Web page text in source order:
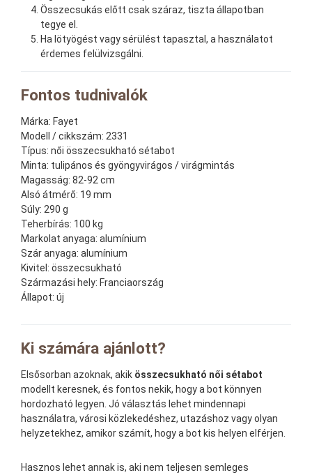
Összecsukás előtt csak száraz, tiszta állapotban
tegye el.
Ha lötyögést vagy sérülést tapasztal, a használatot
érdemes felülvizsgálni.
Fontos tudnivalók
Márka: Fayet
Modell / cikkszám: 2331
Típus: női összecsukható sétabot
Minta: tulipános és gyöngyvirágos / virágmintás
Magasság: 82-92 cm
Alsó átmérő: 19 mm
Súly: 290 g
Teherbírás: 100 kg
Markolat anyaga: alumínium
Szár anyaga: alumínium
Kivitel: összecsukható
Származási hely: Franciaország
Állapot: új
Ki számára ajánlott?
Elsősorban azoknak, akik összecsukható női sétabot
modellt keresnek, és fontos nekik, hogy a bot könnyen
hordozható legyen. Jó választás lehet mindennapi
használatra, városi közlekedéshez, utazáshoz vagy olyan
helyzetekhez, amikor számít, hogy a bot kis helyen elférjen.
Hasznos lehet annak is, aki nem teljesen semleges